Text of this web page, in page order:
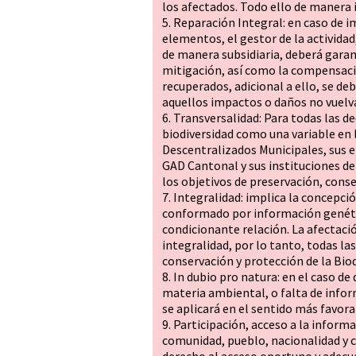
los afectados. Todo ello de
5. Reparación Integral: en caso de
elementos, el gestor de la
de manera subsidiaria, deberá
mitigación, así como la
recuperados, adicional a ello, se
aquellos impactos o daños no
6. Transversalidad: Para todas las
biodiversidad como una variable
Descentralizados Municipales, sus
GAD Cantonal y sus instituciones
los objetivos de preservación,
7. Integralidad: implica la
conformado por información
condicionante relación. La
integralidad, por lo tanto, todas
conservación y protección de la
8. In dubio pro natura: en el caso
materia ambiental, o falta de
se aplicará en el sentido más
9. Participación, acceso a la
comunidad, pueblo, nacionalidad